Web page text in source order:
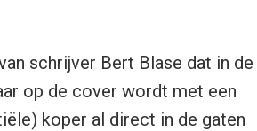
schrijver Bert Blase dat in de
op de cover wordt met een
koper al direct in de gaten